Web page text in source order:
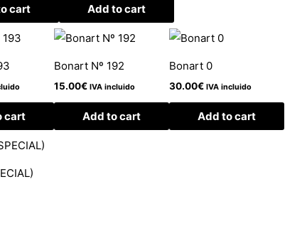
cart Add to cart
cart
Bonart Nº 192
15.00€ IVA incluido
Add to cart
Bonart 0
30.00€ IVA incluido
Add to cart